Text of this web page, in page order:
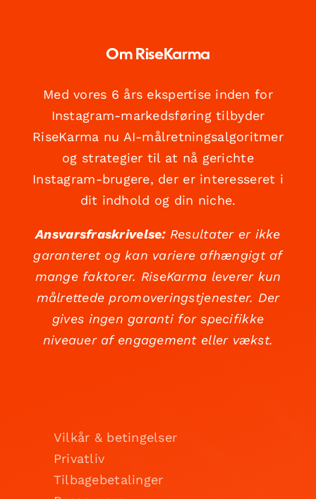
Om RiseKarma
Med vores 6 års ekspertise inden for
Instagram-markedsføring tilbyder
RiseKarma nu AI-målretningsalgoritmer
og strategier til at nå gerichte
Instagram-brugere, der er interesseret i
dit indhold og din niche.
Ansvarsfraskrivelse:Resultater er ikke
garanteret og kan variere afhængigt af
mange faktorer. RiseKarma leverer kun
målrettede promoveringstjenester. Der
gives ingen garanti for specifikke
niveauer af engagement eller vækst.
Vilkår & betingelser
Privatliv
Tilbagebetalinger